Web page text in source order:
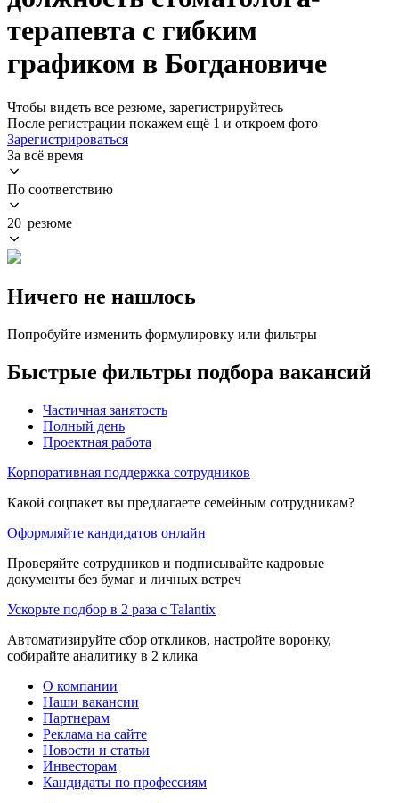
терапевта с гибким
графиком в Богдановиче
Чтобы видеть все резюме, зарегистрируйтесь
После регистрации покажем ещё 1 и откроем фото
Зарегистрироваться
За всё время
По соответствию
20 резюме
Ничего не нашлось
Попробуйте изменить формулировку или фильтры
Быстрые фильтры подбора вакансий
Частичная занятость
Полный день
Проектная работа
Корпоративная поддержка сотрудников
Какой соцпакет вы предлагаете семейным сотрудникам?
Оформляйте кандидатов онлайн
Проверяйте сотрудников и подписывайте кадровые
документы без бумаг и личных встреч
Ускорьте подбор в 2 раза с Talantix
Автоматизируйте сбор откликов, настройте воронку,
собирайте аналитику в 2 клика
О компании
Наши вакансии
Партнерам
Реклама на сайте
Новости и статьи
Инвесторам
Кандидаты по профессиям